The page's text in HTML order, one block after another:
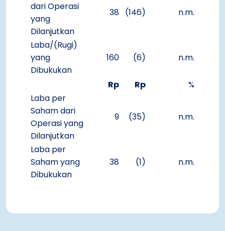
dari Operasi
yang
Dilanjutkan
38 (146) n.m.
Laba/(Rugi)
yang
Dibukukan
160 (6) n.m.
Rp Rp
%
Laba per
Saham dari
Operasi yang
Dilanjutkan
9 (35) n.m.
Laba per
Saham yang
Dibukukan
38 (1) n.m.